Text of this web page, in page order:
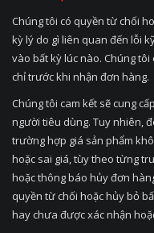
Chúng tôi có quyền từ chối
kỳ lý do gì liên quan đến lỗi
vào bất kỳ lúc nào. Chúng
chỉ trước khi nhận đơn hàng.
Chúng tôi cam kết sẽ cung
người tiêu dùng. Tuy nhiên,
trường hợp giá sản phẩm
hoặc sai giá, tùy theo từng
hoặc thông báo hủy đơn
quyền từ chối hoặc hủy bỏ
hay chưa được xác nhận